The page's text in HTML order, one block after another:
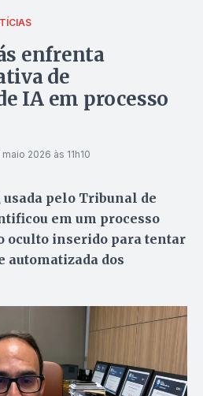
enfrenta
de
IA em processo
maio 2026 às 11h10
pelo Tribunal de
em um processo
oculto inserido para tentar
dos